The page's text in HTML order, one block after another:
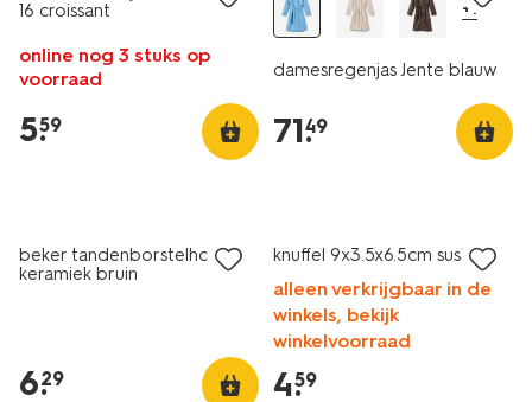
16 croissant
online nog 3 stuks op
voorraad
5.
59
+1
damesregenjas Jente blauw
71.
49
beker tandenborstelhouder
keramiek bruin
6.
29
knuffel 9x3.5x6.5cm sushi
alleen verkrijgbaar in de
winkels, bekijk
winkelvoorraad
4.
59